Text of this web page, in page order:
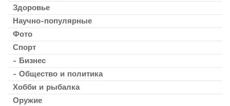
Здоровье
Научно-популярные
Фото
Спорт
- Бизнес
- Общество и политика
Хобби и рыбалка
Оружие